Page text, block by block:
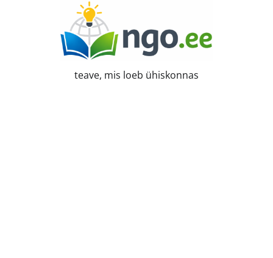
teave, mis loeb ühiskonnas